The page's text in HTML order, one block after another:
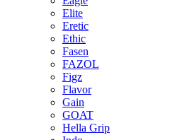
Elite
Eretic
Ethic
Fasen
FAZOL
Figz
Flavor
Gain
GOAT
Hella Grip